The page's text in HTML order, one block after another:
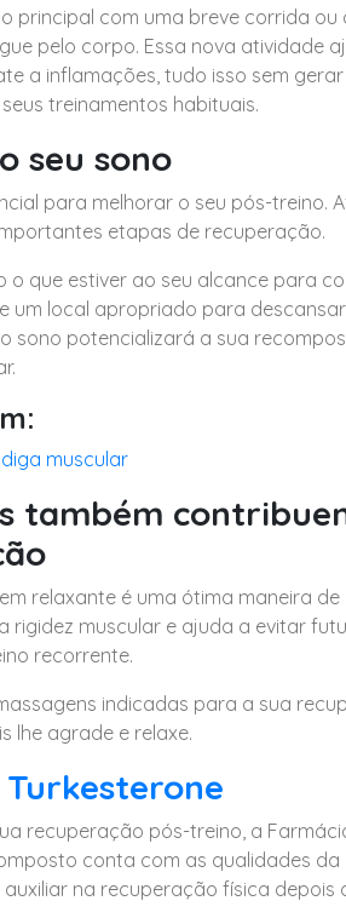
principal com uma breve corrida
pelo corpo. Essa nova atividade
a inflamações, tudo isso sem
treinamentos habituais.
seu sono
para melhorar o seu pós-treino.
etapas de recuperação.
o que estiver ao seu alcance para
um local apropriado para
sono potencializará a sua
muscular
também
relaxante é uma ótima maneira
rigidez muscular e ajuda a evitar
recorrente.
indicadas para a sua
lhe agrade e relaxe.
Turkesterone
recuperação pós-treino, a
conta com as qualidades
na recuperação física depois